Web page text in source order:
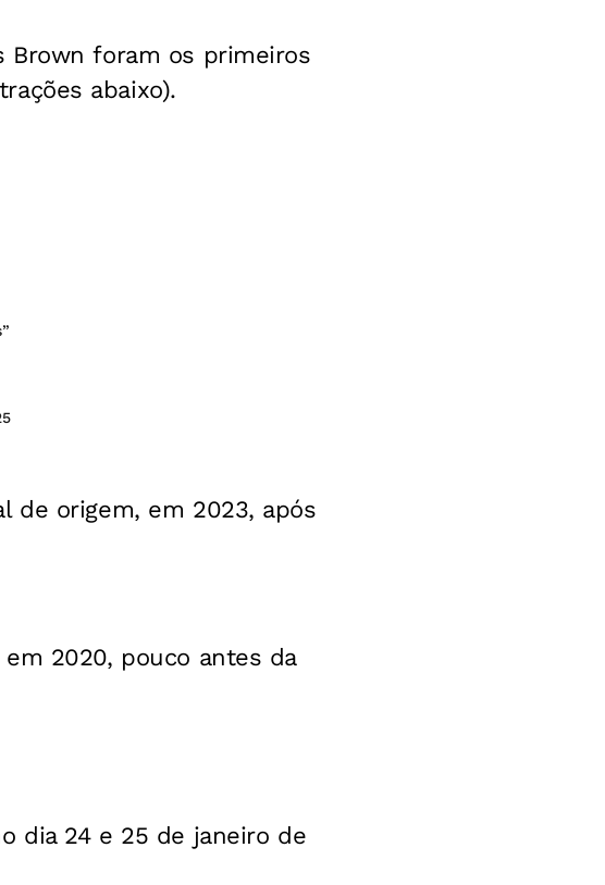
Brown foram os primeiros
abaixo).
de origem, em 2023, após
2020, pouco antes da
dia 24 e 25 de janeiro de